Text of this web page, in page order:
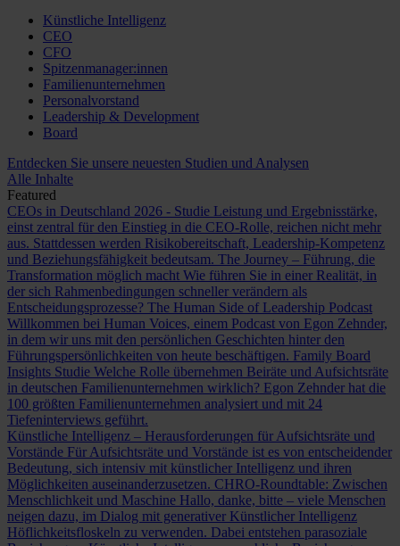
Künstliche Intelligenz
CEO
CFO
Spitzenmanager:innen
Familienunternehmen
Personalvorstand
Leadership & Development
Board
Entdecken Sie unsere neuesten Studien und Analysen
Alle Inhalte
Featured
CEOs in Deutschland 2026 - Studie Leistung und Ergebnisstärke,
einst zentral für den Einstieg in die CEO-Rolle, reichen nicht mehr
aus. Stattdessen werden Risikobereitschaft, Leadership-Kompetenz
und Beziehungsfähigkeit bedeutsam. The Journey – Führung, die
Transformation möglich macht Wie führen Sie in einer Realität, in
der sich Rahmenbedingungen schneller verändern als
Entscheidungsprozesse? The Human Side of Leadership Podcast
Willkommen bei Human Voices, einem Podcast von Egon Zehnder,
in dem wir uns mit den persönlichen Geschichten hinter den
Führungspersönlichkeiten von heute beschäftigen. Family Board
Insights Studie Welche Rolle übernehmen Beiräte und Aufsichtsräte
in deutschen Familienunternehmen wirklich? Egon Zehnder hat die
100 größten Familienunternehmen analysiert und mit 24
Tiefeninterviews geführt.
Künstliche Intelligenz – Herausforderungen für Aufsichtsräte und
Vorstände Für Aufsichtsräte und Vorstände ist es von entscheidender
Bedeutung, sich intensiv mit künstlicher Intelligenz und ihren
Möglichkeiten auseinanderzusetzen. CHRO-Roundtable: Zwischen
Menschlichkeit und Maschine Hallo, danke, bitte – viele Menschen
neigen dazu, im Dialog mit generativer Künstlicher Intelligenz
Höflichkeitsfloskeln zu verwenden. Dabei entstehen parasoziale